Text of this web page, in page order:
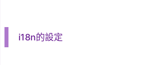
i18n的設定